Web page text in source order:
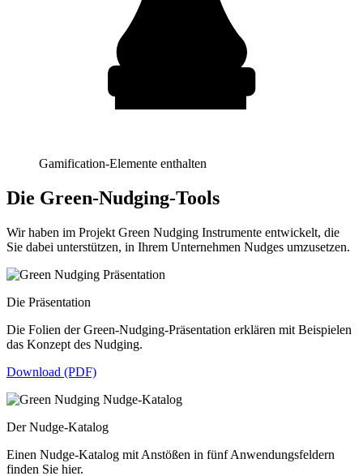
Gamification-Elemente enthalten
Die Green-Nudging-Tools
Wir haben im Projekt Green Nudging Instrumente entwickelt, die
Sie dabei unterstützen, in Ihrem Unternehmen Nudges umzusetzen.
Die Präsentation
Die Folien der Green-Nudging-Präsentation erklären mit Beispielen
das Konzept des Nudging.
Download (PDF)
Der Nudge-Katalog
Einen Nudge-Katalog mit Anstößen in fünf Anwendungsfeldern
finden Sie hier.